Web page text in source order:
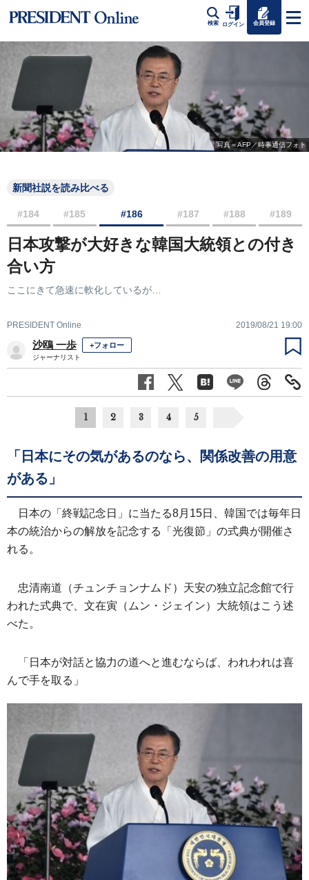
検索 ログイン 会員登録
写真＝AFP／時事通信フォト
新聞社説を読み比べる
#184 #185 #186 #187 #188 #189
日本攻撃が大好きな韓国大統領との付き
合い方
ここにきて急速に軟化しているが…
PRESIDENT Online 2019/08/21 19:00
沙鴎 一歩 +フォロー
ジャーナリスト
1 2 3 4 5
「日本にその気があるのなら、関係改善の用意
がある」
日本の「終戦記念日」に当たる8月15日、韓国では毎年日
本の統治からの解放を記念する「光復節」の式典が開催さ
れる。
忠清南道（チュンチョンナムド）天安の独立記念館で行
われた式典で、文在寅（ムン・ジェイン）大統領はこう述
べた。
「日本が対話と協力の道へと進むならば、われわれは喜
んで手を取る」